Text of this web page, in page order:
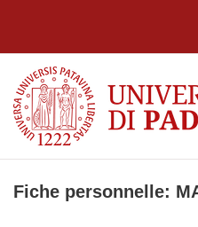
Fiche personnelle: